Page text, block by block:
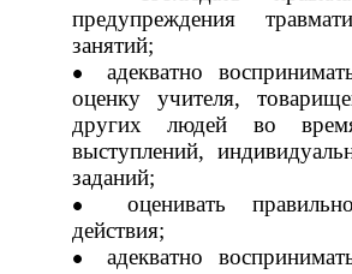
предупреждения
занятий;
адекватно
оценку учителя,
других людей во время
выступлений,
заданий;
оценивать
действия;
адекватно